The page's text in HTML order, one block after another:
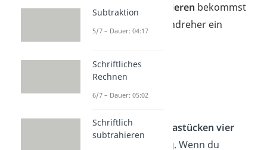
Auch beim
Subtrahieren bekommst
du bei einem Zahlendreher ein
➡️Beispiel
4 − 6 =−2
Wenn du von
6 Pizzastücken vier
2 übrig. Wenn du
Subtraktion
5/7 – Dauer: 04:17
Schriftliches
Rechnen
6/7 – Dauer: 05:02
Schriftlich
subtrahieren